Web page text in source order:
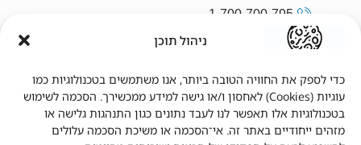
ניהול תוכן
כדי לספק את החוויה הטובה ביותר, אנו משתמשים בטכנולוגיות כמו
עוגיות (Cookies) לאחסון ו/או גישה למידע ממכשירך. הסכמה לשימוש
בטכנולוגיות אלו תאפשר לנו לעבד נתונים כגון התנהגות גלישה או
מזהים ייחודיים באתר זה. אי־הסכמה או משיכת הסכמה עלולים
1-700-700-795
info@dryang.co.il
תנאי שימוש
תקנון
מידע נוסף
צור קשר